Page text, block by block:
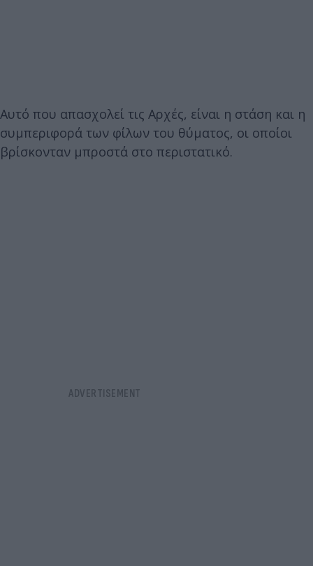
Αυτό που απασχολεί τις Αρχές, είναι η στάση και η
συμπεριφορά των φίλων του θύματος, οι οποίοι
βρίσκονταν μπροστά στο περιστατικό.